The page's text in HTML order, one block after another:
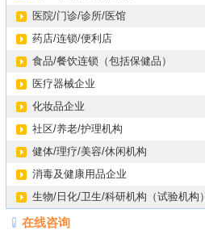
医院/门诊/诊所/医馆
药店/连锁/便利店
食品/餐饮连锁（包括保健品）
医疗器械企业
化妆品企业
社区/养老/护理机构
健体/理疗/美容/休闲机构
消毒及健康用品企业
生物/日化/卫生/科研机构（试验机构）
在线咨询